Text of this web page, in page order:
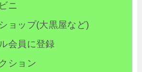
ニ
ョップ(大黒屋など)
会員に登録
ション